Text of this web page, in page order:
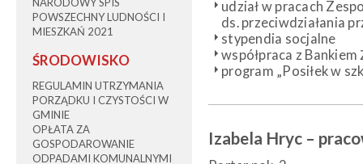
POWSZECHNY LUDNOŚCI I
MIESZKAŃ 2021
ŚRODOWISKO
REGULAMIN UTRZYMANIA
PORZĄDKU I CZYSTOŚCI W
GMINIE
OPŁATA ZA
GOSPODAROWANIE
ODPADAMI KOMUNALNYMI
udział w pracach
ds. przeciwdziałania
stypendia socjalne
współpraca z Bankiem
program „Posiłek w
Izabela Hryc –